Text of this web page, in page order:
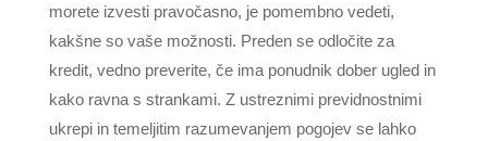
morete izvesti pravočasno, je pomembno vedeti,
kakšne so vaše možnosti. Preden se odločite za
kredit, vedno preverite, če ima ponudnik dober ugled in
kako ravna s strankami. Z ustreznimi previdnostnimi
ukrepi in temeljitim razumevanjem pogojev se lahko